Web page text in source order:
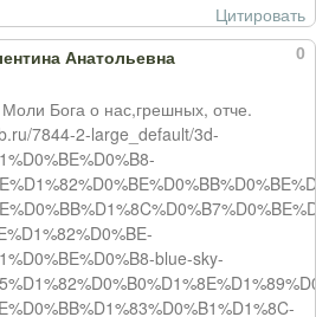
Цитировать
0
Анатольевна
Бога о нас,грешных, отче.
7844-2-large_default/3d-
blue-sky-